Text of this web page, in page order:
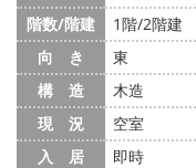
階数/階建
1階/2階建
向 き
東
構 造
木造
現 況
空室
入 居
即時